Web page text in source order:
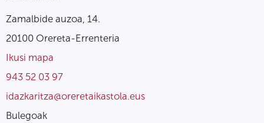
Zamalbide auzoa, 14.
20100 Orereta-Errenteria
Ikusi mapa
943 52 03 97
idazkaritza@oreretaikastola.eus
Bulegoak